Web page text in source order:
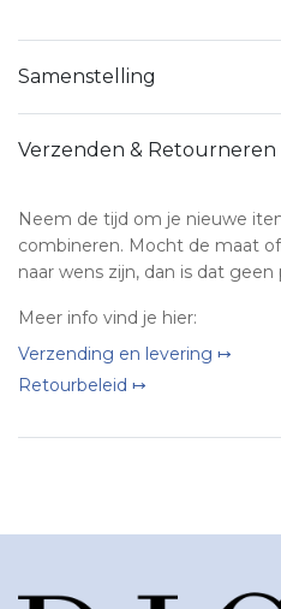
Samenstelling
Verzenden & Retourneren
Neem de tijd om je nieuwe
combineren. Mocht de maat
naar wens zijn, dan is dat geen
Meer info vind je hier:
Verzending en levering ↦
Retourbeleid ↦